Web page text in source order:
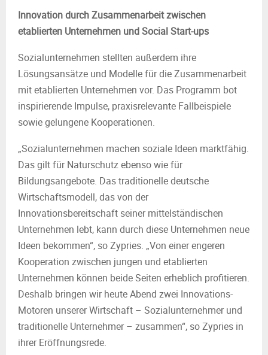
Innovation durch Zusammenarbeit zwischen
etablierten Unternehmen und Social Start-ups
Sozialunternehmen stellten außerdem ihre
Lösungsansätze und Modelle für die Zusammenarbeit
mit etablierten Unternehmen vor. Das Programm bot
inspirierende Impulse, praxisrelevante Fallbeispiele
sowie gelungene Kooperationen.
„Sozialunternehmen machen soziale Ideen marktfähig.
Das gilt für Naturschutz ebenso wie für
Bildungsangebote. Das traditionelle deutsche
Wirtschaftsmodell, das von der
Innovationsbereitschaft seiner mittelständischen
Unternehmen lebt, kann durch diese Unternehmen neue
Ideen bekommen“, so Zypries. „Von einer engeren
Kooperation zwischen jungen und etablierten
Unternehmen können beide Seiten erheblich profitieren.
Deshalb bringen wir heute Abend zwei Innovations-
Motoren unserer Wirtschaft – Sozialunternehmer und
traditionelle Unternehmer – zusammen“, so Zypries in
ihrer Eröffnungsrede.